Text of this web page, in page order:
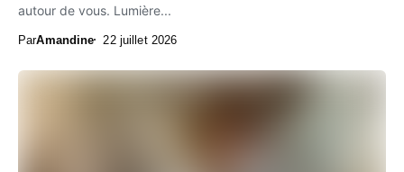
autour de vous. Lumière...
ParAmandine 22 juillet 2026